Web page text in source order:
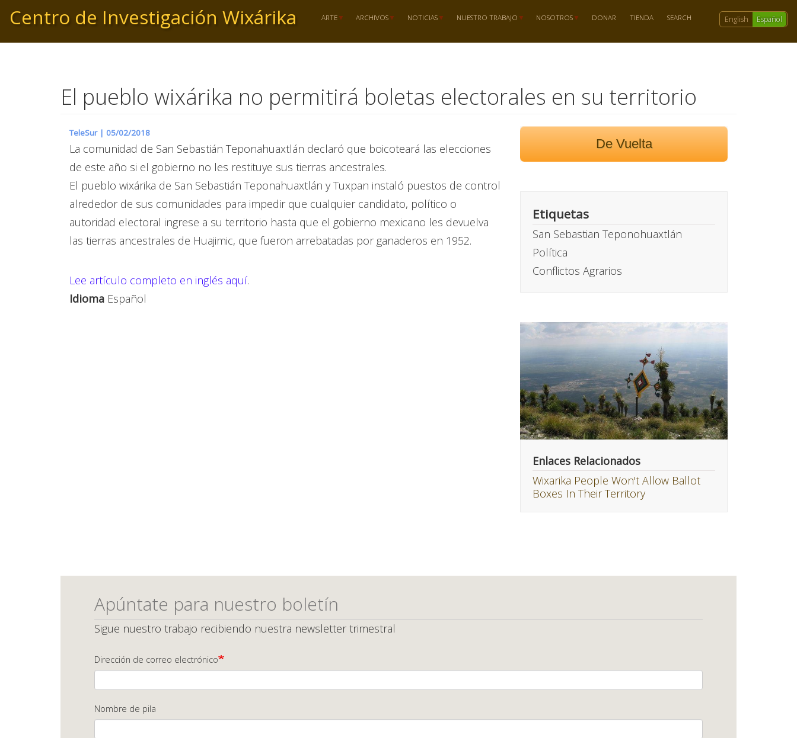
contenido
principal
Centro de Investigación Wixárika ARTE ARCHIVOS NOTICIAS NUESTRO TRABAJO NOSOTROS DONAR TIENDA SEARCH English Español
El pueblo wixárika no permitirá boletas electorales en su territorio
TeleSur | 05/02/2018
La comunidad de San Sebastián Teponahuaxtlán declaró que boicoteará las elecciones
de este año si el gobierno no les restituye sus tierras ancestrales.
El pueblo wixárika de San Sebastián Teponahuaxtlán y Tuxpan instaló puestos de control
alrededor de sus comunidades para impedir que cualquier candidato, político o
autoridad electoral ingrese a su territorio hasta que el gobierno mexicano les devuelva
las tierras ancestrales de Huajimic, que fueron arrebatadas por ganaderos en 1952.
Lee artículo completo en inglés aquí.
Idioma Español
De Vuelta
Etiquetas
San Sebastian Teponohuaxtlán
Política
Conflictos Agrarios
Enlaces Relacionados
Wixarika People Won't Allow Ballot
Boxes In Their Territory
Apúntate para nuestro boletín
Sigue nuestro trabajo recibiendo nuestra newsletter trimestral
Dirección de correo electrónico
Nombre de pila